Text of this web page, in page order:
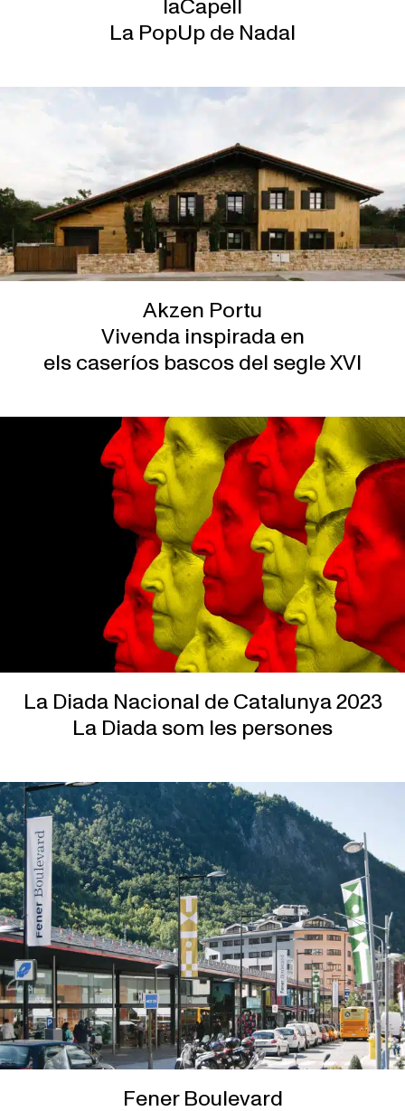
laCapell
La PopUp de Nadal
Akzen Portu
Vivenda inspirada en
els caseríos bascos del segle XVI
La Diada Nacional de Catalunya 2023
La Diada som les persones
Fener Boulevard